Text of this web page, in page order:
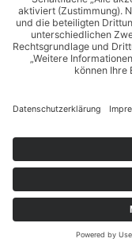
© 2026 Shopping